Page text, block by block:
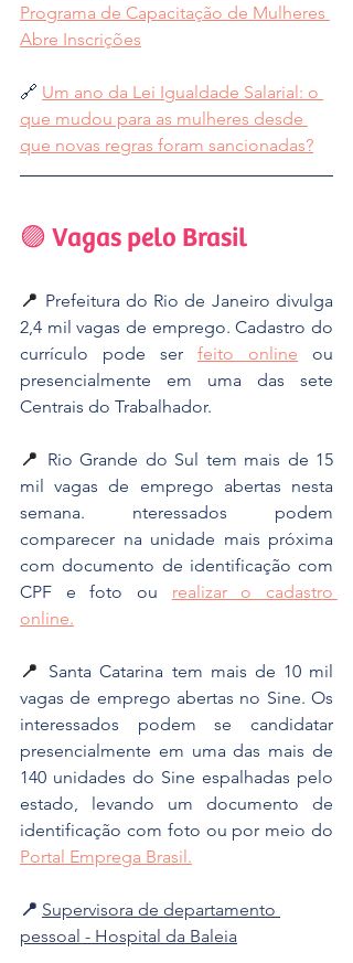
Programa de Capacitação de Mulheres
Abre Inscrições
🔗 Um ano da Lei Igualdade Salarial: o
que mudou para as mulheres desde
que novas regras foram sancionadas?
🟣 Vagas pelo Brasil
📍 Prefeitura do Rio de Janeiro divulga
2,4 mil vagas de emprego. Cadastro do
currículo pode ser feito online ou
presencialmente em uma das sete
Centrais do Trabalhador.
📍 Rio Grande do Sul tem mais de 15
mil vagas de emprego abertas nesta
semana. nteressados podem
comparecer na unidade mais próxima
com documento de identificação com
CPF e foto ou realizar o cadastro
online.
📍 Santa Catarina tem mais de 10 mil
vagas de emprego abertas no Sine. Os
interessados podem se candidatar
presencialmente em uma das mais de
140 unidades do Sine espalhadas pelo
estado, levando um documento de
Portal Emprega Brasil.
📍 Supervisora de departamento
pessoal - Hospital da Baleia